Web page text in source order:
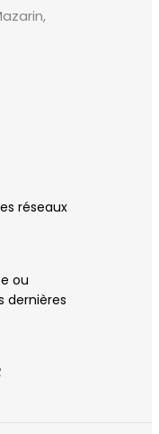
réseaux
ou
dernières